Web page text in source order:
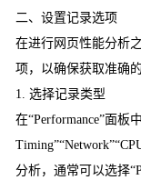
二、设置记录选项
在进行网页性能分析
项，以确保获取准确的
1. 选择记录类型
在“Performance”面板
分析，通常可以选择